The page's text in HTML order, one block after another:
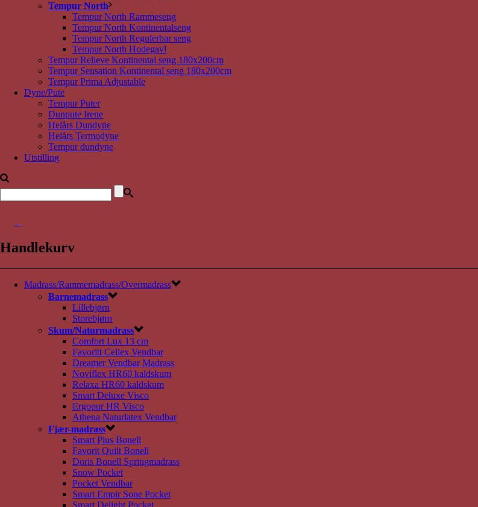
Tempur North
Tempur North Rammeseng
Tempur North Kontinentalseng
Tempur North Regulerbar seng
Tempur North Hodegavl
Tempur Relieve Kontinental seng 180x200cm
Tempur Sensation Kontinental seng 180x200cm
Tempur Prima Adjustable
Dyne/Pute
Tempur Puter
Dunpute Irene
Helårs Dundyne
Helårs Termodyne
Tempur dundyne
Utstilling
Handlekurv
Madrass/Rammemadrass/Overmadrass
Barnemadrass
Lillebjørn
Storebjørn
Skum/Naturmadrass
Comfort Lux 13 cm
Favoritt Cellex Vendbar
Dreamer Vendbar Madrass
Noviflex HR60 kaldskum
Relaxa HR60 kaldskum
Smart Deluxe Visco
Ergopur HR Visco
Athena Naturlatex Vendbar
Fjær-madrass
Smart Plus Bonell
Favorit Quilt Bonell
Doris Bonell Springmadrass
Snow Pocket
Pocket Vendbar
Smart Empir Sone Pocket
Smart Delight Pocket